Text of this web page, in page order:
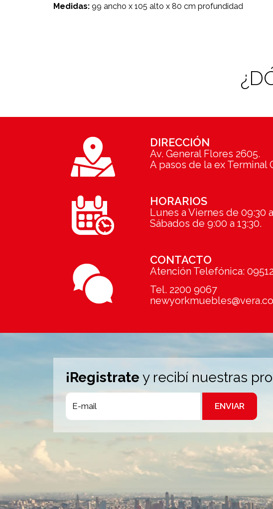
Medidas: 99 ancho x 105 alto x 80 cm profundidad
DIRECCIÓN
Av. General Flores 2605.
A pasos de la ex Terminal
HORARIOS
Lunes a Viernes de 09:30
Sábados de 9:00 a 13:30.
CONTACTO
Atención Telefónica:
Tel. 2200 9067
¡Registrate y recibí nuestras
ENVIAR